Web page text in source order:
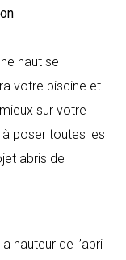
haut se
votre piscine et
sur votre
à poser toutes les
abris de
hauteur de l’abri